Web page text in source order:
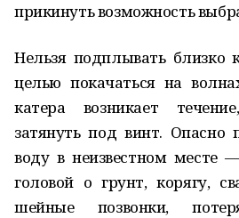
прикинуть возможность
Нельзя подплывать
целью покачаться на
катера возникает
затянуть под винт. Опасно
воду в неизвестном месте
головой о грунт, корягу,
шейные позвонки,